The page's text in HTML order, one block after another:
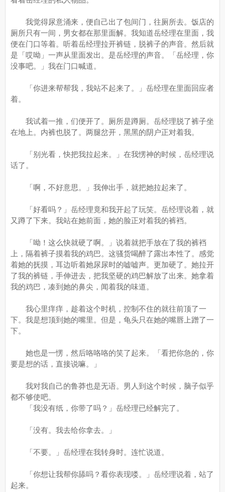
我觉得尿意涌来，便自己出了包间门，往厕所去。饭店的
厕所只有一间，男女都在那里面解。我知道岳经理在里面，我
便在门口等着。听着岳经理拉开裤链，脱裤子的声音。然后就
是「哎呦」一声从里面发出。是岳经理的声音。「岳经理，你
没事吧。」我在门口喊道。
「你进来帮帮我，我站不起来了。」岳经理在里面回应者
着。
我试着一推，们便开了。厕所是蹲厕。岳经理脱了裤子坐
在地上。内裤也脱了。两腿岔开，黑黑的阴户正对着我。
「别光看，快把我拉起来。」在我愣神的时候，岳经理说
话了。
「啊，不好意思。」我伸出手，就把她拉起来了。
「好看吗？」岳经理竟和我开起了玩笑。岳经理说着，就
又蹲了下来。我站在她前面，她的脸正对着我的裤裆。
「呦！这么快就硬了啊。」说着就把手放在了我的裤裆
上，隔着裤子摸着我的鸡巴。这骚货喝醉了露出本性了。感觉
着她的抚摸，耳边听着她尿尿时的嘘嘘声。更加硬了。她拉开
了我的裤链，手伸进去，把我坚硬的鸡巴解放了出来。她拿着
我的鸡巴，凑到她的鼻尖，闻着我的味道。
我心里痒痒，趁着这个时机，控制不住的就往前顶了一
下。我是想顶到她的嘴里。但是，龟头只在她的嘴唇上蹭了一
下。
她也是一愣，然后咯咯咯的笑了起来。「看把你急的，你
要是想的话，直接说嘛。」
我对我自己的鲁莽也是无语。男人到这个时候，脑子似乎
都不够使吧。
「我没有纸，你带了吗？」岳经理已经解完了。
「没有。我去给你拿去。」
「不要。」岳经理在我转身时。连忙说道。
「你想让我帮你舔吗？看你表现喽。」岳经理说着，站了
起来。